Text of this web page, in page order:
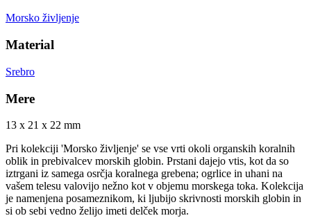
Morsko življenje
Material
Srebro
Mere
13 x 21 x 22 mm
Pri kolekciji 'Morsko življenje' se vse vrti okoli organskih koralnih
oblik in prebivalcev morskih globin. Prstani dajejo vtis, kot da so
iztrgani iz samega osrčja koralnega grebena; ogrlice in uhani na
vašem telesu valovijo nežno kot v objemu morskega toka. Kolekcija
je namenjena posameznikom, ki ljubijo skrivnosti morskih globin in
si ob sebi vedno želijo imeti delček morja.